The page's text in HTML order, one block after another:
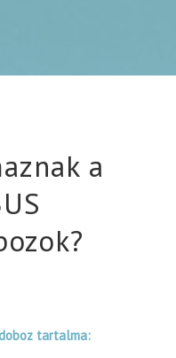
a
tartalma: